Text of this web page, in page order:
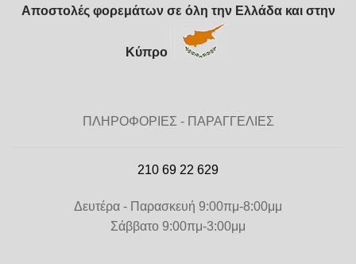
Αποστολές φορεμάτων σε όλη την Ελλάδα και στην
Κύπρο
ΠΛΗΡΟΦΟΡΙΕΣ - ΠΑΡΑΓΓΕΛΙΕΣ
210 69 22 629
Δευτέρα - Παρασκευή 9:00πμ-8:00μμ
Σάββατο 9:00πμ-3:00μμ